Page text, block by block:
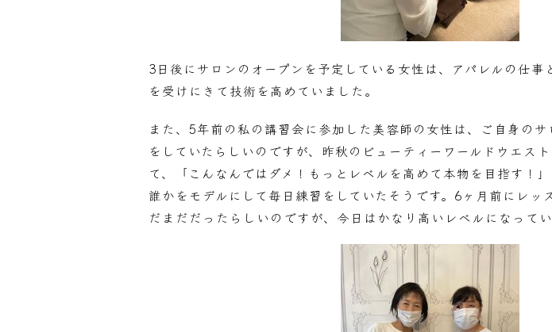
3日後にサロンのオープンを予定している女性は、アパレルの仕事
を受けにきて技術を高めていました。
また、5年前の私の講習会に参加した美容師の女性は、ご自身の
をしていたらしいのですが、昨秋のビューティーワールドウエス
て、「こんなんではダメ！もっとレベルを高めて本物を目指す！
誰かをモデルにして毎日練習をしていたそうです。6ヶ月前にレッ
だまだだったらしいのですが、今日はかなり高いレベルになってい